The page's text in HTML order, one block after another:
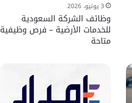
3 يونيو، 2026
وظائف الشركة السعودية
للخدمات الأرضية – فرص وظيفية
متاحة